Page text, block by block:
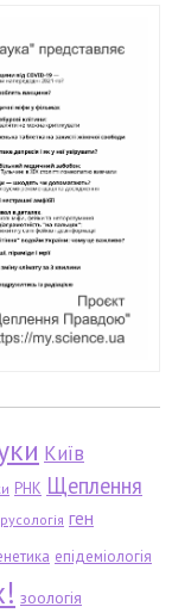
Київ
РНК Щеплення
ген
епідеміологія
зоологія